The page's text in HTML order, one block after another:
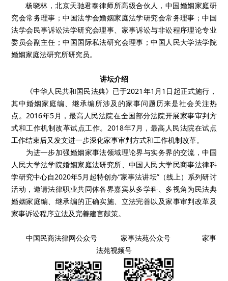
杨晓林，北京天驰君泰律师所高级合伙人，中国婚姻家庭研
究会常务理事；中国法学会婚姻家庭法学研究会常务理事；中国
法学会民事诉讼法学研究会理事、家事诉讼与非讼程序理论专业
委员会副主任；中国国际私法研究会理事；中国人民大学法学院
婚姻家庭法研究所研究员。
讲坛介绍
《中华人民共和国民法典》已于2021年1月1日起正式施行，
其中婚姻家庭编、继承编所涉及的家事问题历来是社会关注热
点。2016年5月，最高人民法院在全国部分法院开展家事审判方
式和工作机制改革试点工作。2018年7月，最高人民法院在试点
工作结束后又发文进一步深化家事审判方式和工作机制改革。
为进一步加强婚姻家事法领域理论界与实务界的交流，中国
人民大学法学院婚姻家庭法研究所、中国人民大学民商事法律科
学研究中心自2020年5月起特创办“家事法讲坛”（线上）系列研讨
活动，邀请法律职业共同体各界嘉宾从多学科、多视角为民法典
婚姻家庭编、继承编的正确实施、立法完善以及家事审判改革及
家事诉讼程序立法及完善建言献策。
中国民商法律网公众号 家事法苑公众号 家事
法苑视频号